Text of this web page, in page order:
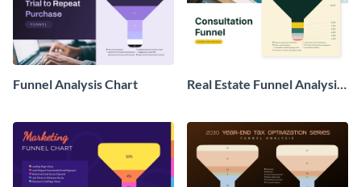
Funnel Analysis Chart
Real Estate Funnel Analysis